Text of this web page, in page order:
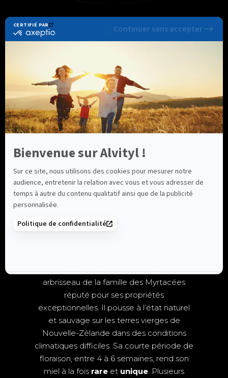
méthylglyoxal de 83 mg/kg, ce
miel aux propriétés uniques vous
offre le premier niveau
d’efficacité du miel de Manuka.
DESCRIPTIF
CARACTÉRISTIQUES
arbrisseau de la famille des Myrtacées
réputé pour ses propriétés
exceptionnelles. Il pousse à l’état naturel
et sauvage sur les terres vierges de
Nouvelle-Zélande dans des conditions
climatiques difficiles. Sa courte période de
floraison, entre 4 à 6 semaines, rend son
miel à la fois rare et unique . Plusieurs